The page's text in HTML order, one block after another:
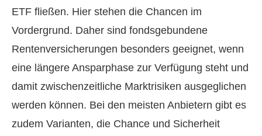
ETF fließen. Hier stehen die Chancen im
Vordergrund. Daher sind fondsgebundene
Rentenversicherungen besonders geeignet, wenn
eine längere Ansparphase zur Verfügung steht und
damit zwischenzeitliche Marktrisiken ausgeglichen
werden können. Bei den meisten Anbietern gibt es
zudem Varianten, die Chance und Sicherheit